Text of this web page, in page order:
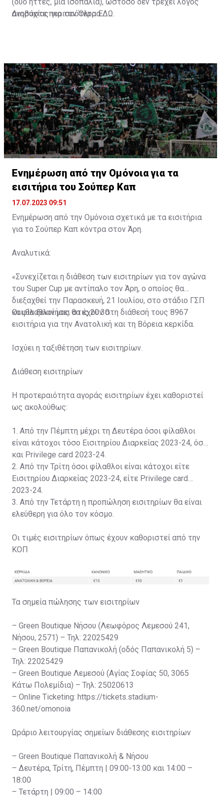
(δύο ήττες, μια ισοπαλία), ωστόσο δεν τρέχει λόγος
ανησυχίας για τον Όλτρα.
Διαβάστε περισσότεραΕΔΩ.
Ενημέρωση από την Ομόνοια για τα
εισιτήρια του Σούπερ Καπ
17.07.2023 09:51
Ενημέρωση από την Ομόνοια σχετικά με τα εισιτήρια
για το Σούπερ Καπ κόντρα στον Άρη.
Αναλυτικά:
«Συνεχίζεται η διάθεση των εισιτηρίων για τον αγώνα
του Super Cup με αντίπαλο τον Άρη, ο οποίος θα
διεξαχθεί την Παρασκευή, 21 Ιουλίου, στο στάδιο ΓΣΠ
και θα ξεκινήσει στις 20:30.
Οι φίλαθλοί μας θα έχουν στη διάθεσή τους 8967
εισιτήρια για την Ανατολική και τη Βόρεια κερκίδα.
Ισχύει η ταξιθέτηση των εισιτηρίων.
Διάθεση εισιτηρίων
Η προτεραιότητα αγοράς εισιτηρίων έχει καθοριστεί
ως ακολούθως:
1. Από την Πέμπτη μέχρι τη Δευτέρα όσοι φίλαθλοι
είναι κάτοχοι τόσο Εισιτηρίου Διαρκείας 2023-24, όσο
και Privilege card 2023-24.
2. Από την Τρίτη όσοι φίλαθλοι είναι κάτοχοι είτε
Εισιτηρίου Διαρκείας 2023-24, είτε Privilege card
2023-24.
3. Από την Τετάρτη η προπώληση εισιτηρίων θα είναι
ελεύθερη για όλο τον κόσμο.
Οι τιμές εισιτηρίων όπως έχουν καθοριστεί από την
ΚΟΠ
Τα σημεία πώλησης των εισιτηρίων
– Green Boutique Νήσου (Λεωφόρος Λεμεσού 241,
Νήσου, 2571) – Τηλ: 22025429
– Green Boutique Παπανικολή (οδός Παπανικολή 5) –
Τηλ: 22025429
– Green Boutique Λεμεσού (Αγίας Σοφίας 50, 3065
Κάτω Πολεμίδια) – Τηλ: 25020613
– Online Ticketing: https://tickets.stadium-
360.net/omonoia
Ωράριο λειτουργίας σημείων διάθεσης εισιτηρίων
– Green Boutique Παπανικολή & Νήσου
– Δευτέρα, Τρίτη, Πέμπτη | 09:00-13:00 και 14:00 –
18:00
– Τετάρτη | 09:00 – 14:00